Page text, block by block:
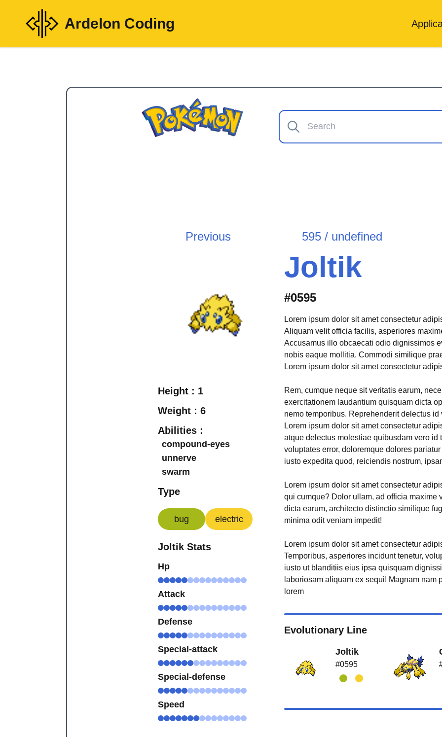
Ardelon Coding
Previous 595 / undefined
Height : 1
Weight :6
Abilities :
compound-eyes
unnerve
swarm
Type
bug electric
Joltik Stats
Hp
Attack
Defense
Special-attack
Special-defense
Speed
Joltik
#0595
Lorem ipsum dolor sit amet consectetur
Aliquam velit officia facilis, asperiores
Accusamus illo obcaecati odio dignissimos
nobis eaque mollitia. Commodi similique
Lorem ipsum dolor sit amet consectetur
Rem, cumque neque sit veritatis earum,
exercitationem laudantium quisquam dicta
nemo temporibus. Reprehenderit delectus id
Lorem ipsum dolor sit amet consectetur
atque delectus molestiae quibusdam vero id
voluptates error, doloremque dolores
iusto expedita quod, reiciendis nostrum,
Lorem ipsum dolor sit amet consectetur
qui cumque? Dolor ullam, ad officia maxime
dicta earum, architecto distinctio similique
minima odit veniam impedit!
Lorem ipsum dolor sit amet consectetur
Temporibus, asperiores incidunt tenetur,
iusto ut blanditiis eius ipsa quisquam
laboriosam aliquam ex sequi! Magnam nam
lorem
Evolutionary Line
Joltik
#0595